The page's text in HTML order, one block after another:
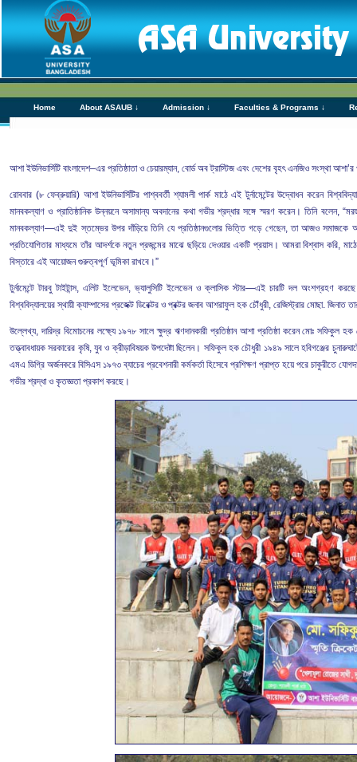
Home About ASAUB ↓ Admission ↓ Faculties & Programs ↓
আশা ইউনিভার্সিটি বাংলাদেশ–এর প্রতিষ্ঠাতা ও চেয়ারম্যান, বোর্ড অব ট্রাস্টিজ এবং দেশের বৃহৎ এনজিও সংস্থা
রোববার (৮ ফেব্রুয়ারি) আশা ইউনিভার্সিটির পাশ্ববর্তী শ্যামলী পার্ক মাঠে এই টুর্নামেন্টের উদ্বোধন করেন
মানবকল্যাণ ও প্রাতিষ্ঠানিক উন্নয়নে অসামান্য অবদানের কথা গভীর শ্রদ্ধার সঙ্গে স্মরণ করেন। তিনি
মানবকল্যাণ—এই দুই স্তম্ভের উপর দাঁড়িয়ে তিনি যে প্রতিষ্ঠানগুলোর ভিত্তি গড়ে গেছেন, তা আজও
প্রতিযোগিতার মাধ্যমে তাঁর আদর্শকে নতুন প্রজন্মের মাঝে ছড়িয়ে দেওয়ার একটি প্রয়াস। আমরা বিশ্বাস করি,
বিস্তারে এই আয়োজন গুরুত্বপূর্ণ ভূমিকা রাখবে।”
টুর্নামেন্টে টারবু টাইটান্স, এলিট ইলেভেন, ভ্যালুসিটি ইলেভেন ও ক্লাসিক স্টার—এই চারটি দল অংশগ্রহণ
বিশ্ববিদ্যালয়ের স্থায়ী ক্যাম্পাসের প্রজেক্ট ডিরেক্টর ও প্রক্টর জনাব আশরাফুল হক চৌঁধুরী, রেজিস্ট্রার মোছা.
উল্লেখ্য, দারিদ্র বিমোচনের লক্ষ্যে ১৯৭৮ সালে ক্ষুদ্র ঋণদানকারী প্রতিষ্ঠান আশা প্রতিষ্ঠা করেন মোঃ সফিকুল
তত্ত্বাবধায়ক সরকারের কৃষি, যুব ও ক্রীড়াবিষয়ক উপদেষ্টা ছিলেন। সফিকুল হক চৌধুরী ১৯৪৯ সালে হবিগঞ্জের
এমএ ডিগ্রি অর্জনকরে বিসিএস ১৯৭৩ ব্যাচের প্রবেশনারী কর্মকর্তা হিসেবে প্রশিক্ষণ প্রাপ্ত হয়ে পরে চাকুরীতে
গভীর শ্রদ্ধা ও কৃতজ্ঞতা প্রকাশ করছে।